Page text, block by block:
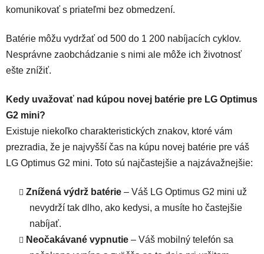
komunikovať s priateľmi bez obmedzení.
Batérie môžu vydržať od 500 do 1 200 nabíjacích cyklov.
Nesprávne zaobchádzanie s nimi ale môže ich životnosť
ešte znížiť.
Kedy uvažovať nad kúpou novej batérie pre LG Optimus
G2 mini?
Existuje niekoľko charakteristických znakov, ktoré vám
prezradia, že je najvyšší čas na kúpu novej batérie pre váš
LG Optimus G2 mini. Toto sú najčastejšie a najzávažnejšie:
Znížená výdrž batérie – Váš LG Optimus G2 mini už
nevydrží tak dlho, ako kedysi, a musíte ho častejšie
nabíjať.
Neočakávané vypnutie – Váš mobilný telefón sa